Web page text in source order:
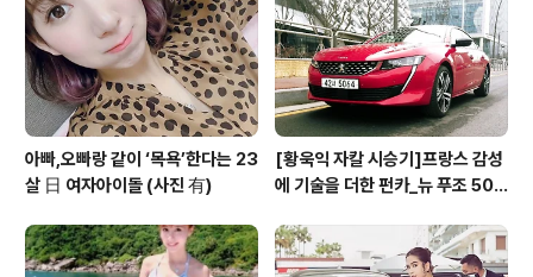
아빠,오빠랑 같이 ‘목욕’한다는 23
살 日 여자아이돌 (사진 有)
[황욱익 자칼 시승기]프랑스 감성
에 기술을 더한 펀카_뉴 푸조 508